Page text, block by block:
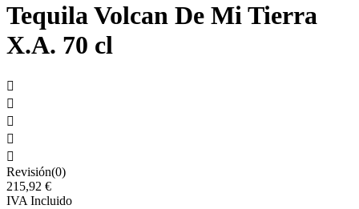
Tequila Volcan De Mi Tierra
X.A. 70 cl





Revisión(0)
215,92 €
IVA Incluido